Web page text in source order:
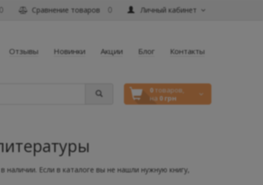
Личный кабинет
0 Сравнение товаров 0
Отзывы Новинки Акции Блог Контакты
0товаров,
на 0 грн
наличии. Если в каталоге вы не нашли нужную книгу,